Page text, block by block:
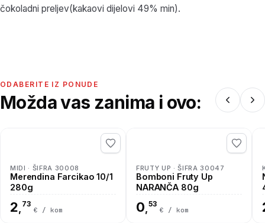
čokoladni preljev(kakaovi dijelovi 49% min).
ODABERITE IZ PONUDE
Možda vas zanima i ovo:
MIDI · ŠIFRA 30008
Merendina Farcikao 10/1
280g
2, 73
€ / kom
FRUTY UP · ŠIFRA 30047
Bomboni Fruty Up
NARANČA 80g
0,53
€ / kom